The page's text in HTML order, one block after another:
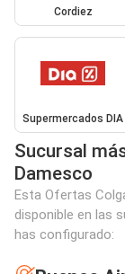
Cordiez
Supermercados DIA
Sucursal
Damesco
Esta Ofertas
disponible en las
has configurado: